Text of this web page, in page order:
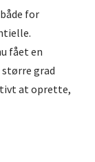
for
fået en
grad
at oprette,